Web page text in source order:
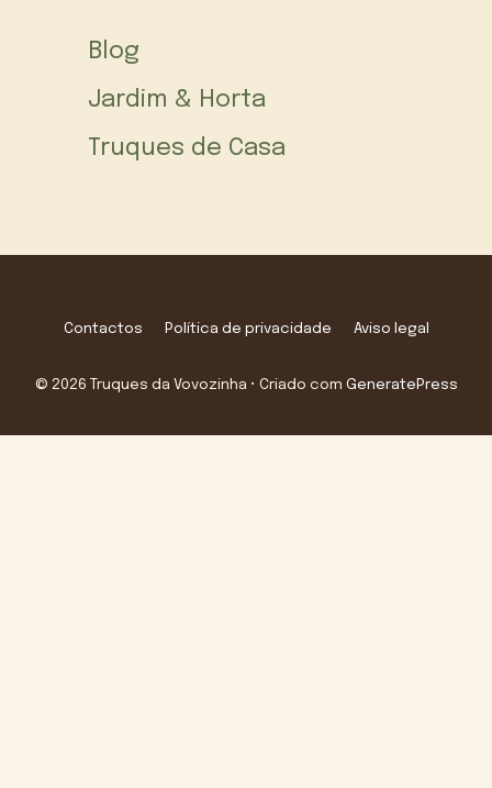
Blog
Jardim & Horta
Truques de Casa
Contactos Política de privacidade Aviso legal
© 2026 Truques da Vovozinha • Criado com GeneratePress